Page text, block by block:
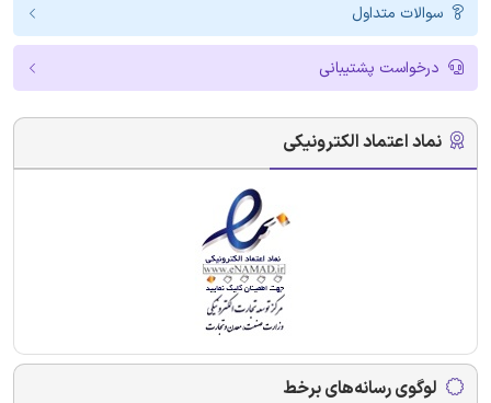
سوالات متداول
درخواست پشتیبانی
نماد اعتماد الکترونیکی
لوگوی رسانه‌های برخط